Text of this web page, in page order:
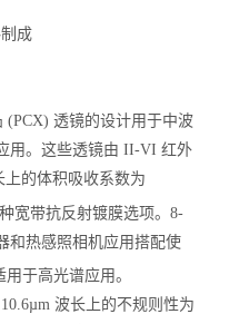
成
(PCX) 透镜的设计用于中波
用。这些透镜由 II-VI 红外
上的体积吸收系数为
宽带抗反射镀膜选项。8-
和热感照相机应用搭配使
于高光谱应用。
波长上的不规则性为